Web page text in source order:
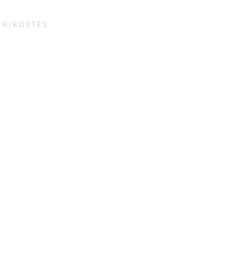
HIRDETÉS